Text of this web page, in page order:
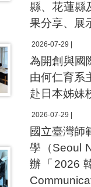
縣、花蓮縣
果分享、展
2026-07-29 |
為開創與國
由何仁育系
赴日本姊妹
2026-07-29 |
國立臺灣師
學（Seoul
辦「2026